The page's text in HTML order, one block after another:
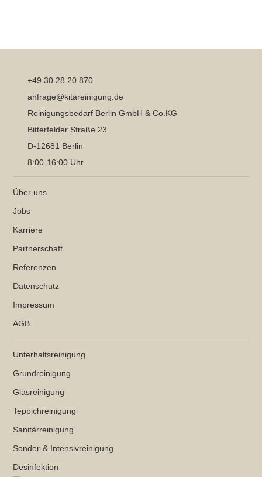
+49 30 28 20 870
anfrage@kitareinigung.de
Reinigungsbedarf Berlin GmbH & Co.KG
Bitterfelder Straße 23
D-12681 Berlin
8:00-16:00 Uhr
Über uns
Jobs
Karriere
Partnerschaft
Referenzen
Datenschutz
Impressum
AGB
Unterhaltsreinigung
Grundreinigung
Glasreinigung
Teppichreinigung
Sanitärreinigung
Sonder-& Intensivreinigung
Desinfektion